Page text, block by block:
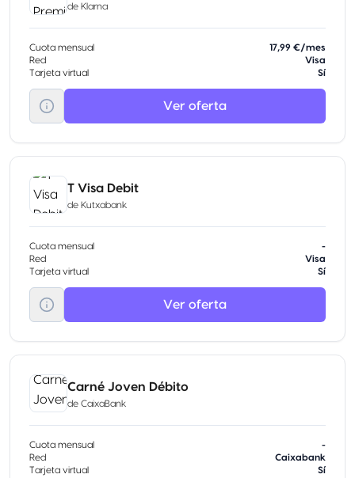
de Klarna
Cuota mensual
17,99 €/mes
Red
Visa
Tarjeta virtual
Sí
Ver oferta
T Visa Debit
de Kutxabank
Cuota mensual
-
Red
Visa
Tarjeta virtual
Sí
Ver oferta
Carné Joven Débito
de CaixaBank
Cuota mensual
-
Red
Caixabank
Tarjeta virtual
Sí